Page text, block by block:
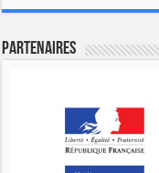
Partenaires